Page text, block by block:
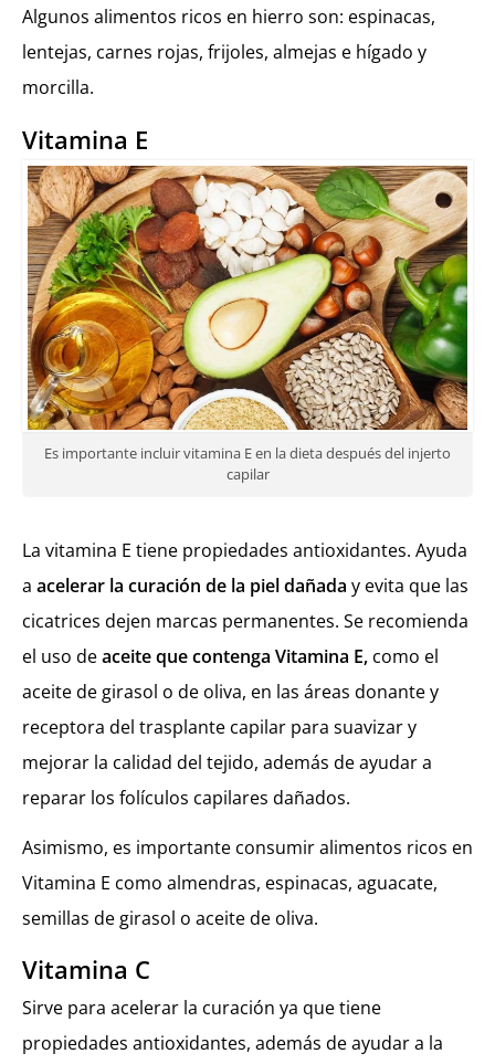
Algunos alimentos ricos en hierro son: espinacas,
lentejas, carnes rojas, frijoles, almejas e hígado y
morcilla.
Vitamina E
Es importante incluir vitamina E en la dieta después del injerto
capilar
La vitamina E tiene propiedades antioxidantes. Ayuda
a acelerar la curación de la piel dañada y evita que las
cicatrices dejen marcas permanentes. Se recomienda
el uso deaceite que contenga Vitamina E, como el
aceite de girasol o de oliva, en las áreas donante y
receptora del trasplante capilar para suavizar y
mejorar la calidad del tejido, además de ayudar a
reparar los folículos capilares dañados.
Asimismo, es importante consumir alimentos ricos en
Vitamina E como almendras, espinacas, aguacate,
semillas de girasol o aceite de oliva.
Vitamina C
Sirve para acelerar la curación ya que tiene
propiedades antioxidantes, además de ayudar a la